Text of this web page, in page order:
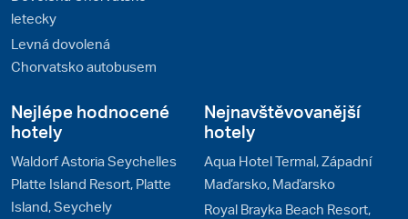
letecky
Levná dovolená
Chorvatsko autobusem
Nejlépe hodnocené
hotely
Waldorf Astoria Seychelles
Platte Island Resort, Platte
Island, Seychely
Nejnavštěvovanější
hotely
Aqua Hotel Termal, Západní
Maďarsko, Maďarsko
Royal Brayka Beach Resort,